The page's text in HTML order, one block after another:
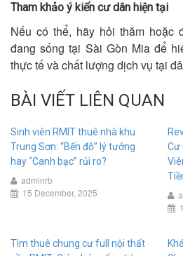
Tham khảo ý kiến cư dân hiện tại
Nếu có thể, hãy hỏi thăm hoặc
đang sống tại Sài Gòn Mia để
thực tế và chất lượng dịch vụ tại
BÀI VIẾT LIÊN QUAN
Sinh viên RMIT thuê nhà khu
Trung Sơn: “Bến đỗ” lý tưởng
hay “Canh bạc” rủi ro?
adminrb
15 December, 2025
Cư
Tìm thuê chung cư full nội thất